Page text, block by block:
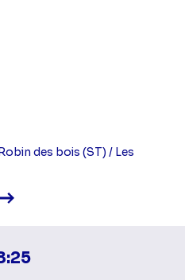
des bois (ST) / Les
Voir la fiche diffusion